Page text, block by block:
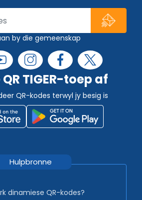
by die gemeenskap
TIGER-toep af
QR-kodes terwyl jy besig is
Hulpbronne
dinamiese QR-kodes?